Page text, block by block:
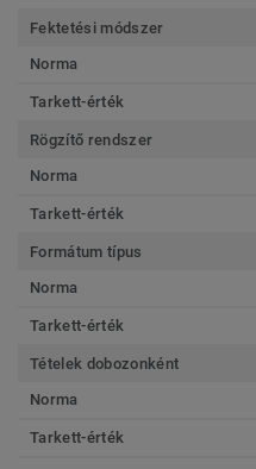
Fektetési módszer
Norma
Tarkett-érték
Rögzítő rendszer
Norma
Tarkett-érték
Formátum típus
Norma
Tarkett-érték
Tételek dobozonként
Norma
Tarkett-érték